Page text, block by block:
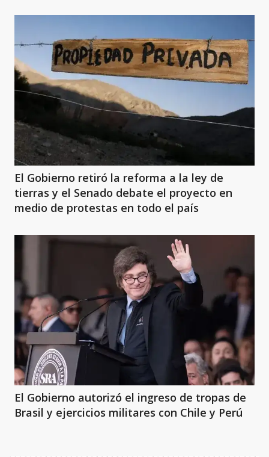
El Gobierno retiró la reforma a la ley de
tierras y el Senado debate el proyecto en
medio de protestas en todo el país
El Gobierno autorizó el ingreso de tropas de
Brasil y ejercicios militares con Chile y Perú